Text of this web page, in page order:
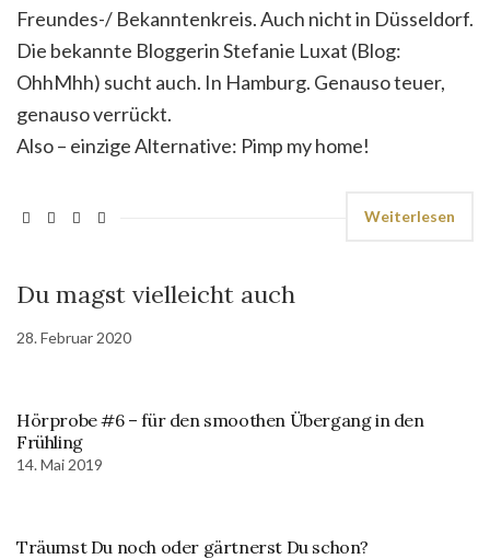
Freundes-/ Bekanntenkreis. Auch nicht in Düsseldorf.
Die bekannte Bloggerin Stefanie Luxat (Blog:
OhhMhh) sucht auch. In Hamburg. Genauso teuer,
genauso verrückt.
Also – einzige Alternative: Pimp my home!
Weiterlesen
Du magst vielleicht auch
28. Februar 2020
Hörprobe #6 – für den smoothen Übergang in den
Frühling
14. Mai 2019
Träumst Du noch oder gärtnerst Du schon?